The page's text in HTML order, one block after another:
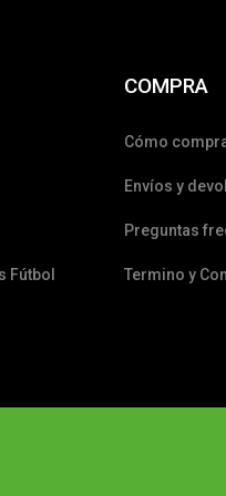
Fútbol
COMPRA
Cómo
Envíos y
Preguntas
Termino y